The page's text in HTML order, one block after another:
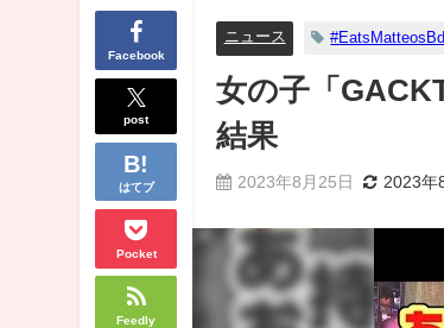
Facebook
post
はてブ
Pocket
Feedly
ニュース
女の子「
結果
2023年8月25日 2023年